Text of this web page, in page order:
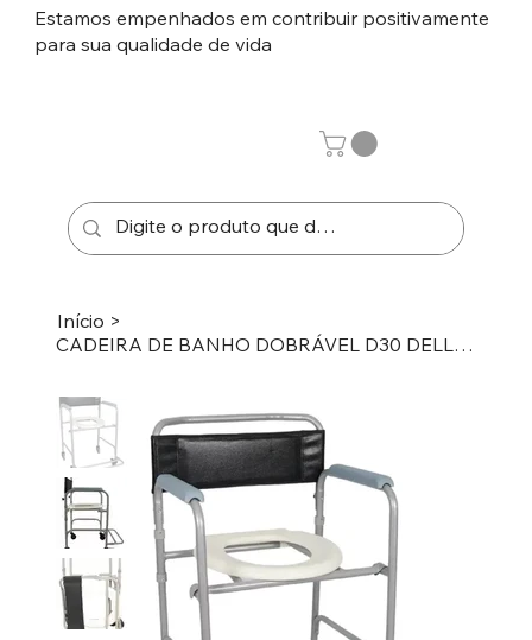
Estamos empenhados em contribuir positivamente
para sua qualidade de vida
Início >
CADEIRA DE BANHO DOBRÁVEL D30 DELLAMED